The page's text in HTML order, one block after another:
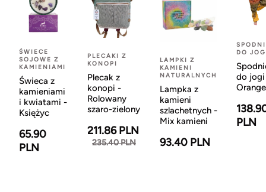
ŚWIECE
SOJOWE Z
KAMIENIAMI
Świeca z
kamieniami
i kwiatami -
Księżyc
65.90
PLN
PLECAKI Z
KONOPI
Plecak z
konopi -
Rolowany
szaro-zielony
211.86 PLN
235.40 PLN
LAMPKI Z
KAMIENI
NATURALNYCH
Lampka z
kamieni
szlachetnych -
Mix kamieni
93.40 PLN
DO
do
Orange
PLN